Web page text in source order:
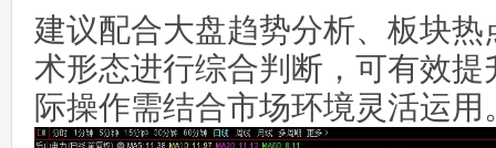
建议配合大盘趋势分析、板块
术形态进行综合判断，可有效
际操作需结合市场环境灵活运用